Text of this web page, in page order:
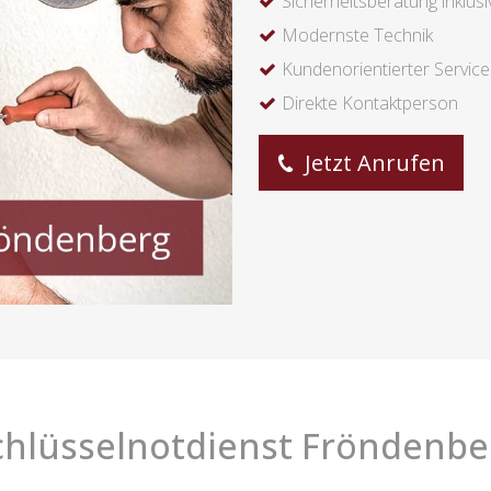
Modernste Technik
Kundenorientierter Service
Direkte Kontaktperson
Jetzt Anrufen